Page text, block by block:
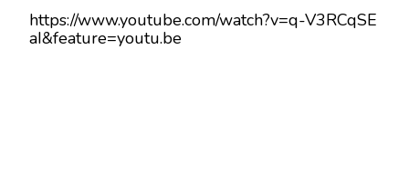
LA
https://www.youtube.com/watch?v=q-V3RCqSE
aI&feature=youtu.be